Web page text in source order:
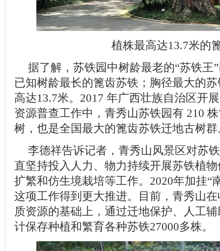
植株最高达13.7米的
据了解，苏铁园中树龄最老的“苏铁王
已知树龄最长的篦齿苏铁；胸径最大的
高达13.7米。2017 年广西壮族自治区开
资源普查工作中，青秀山苏铁园有 210
树，也是全国最大的篦齿苏铁迁地古树群
李德祥告诉记者，青秀山风景区对苏
直坚持投入人力、物力持续开展苏铁植
扩繁和仿生境栽培等工作。2020年加挂“
这项工作得到更大推进。目前，青秀山
质资源的基础上，通过迁地保护、人工
计保存种植和繁育各种苏铁27000多株。